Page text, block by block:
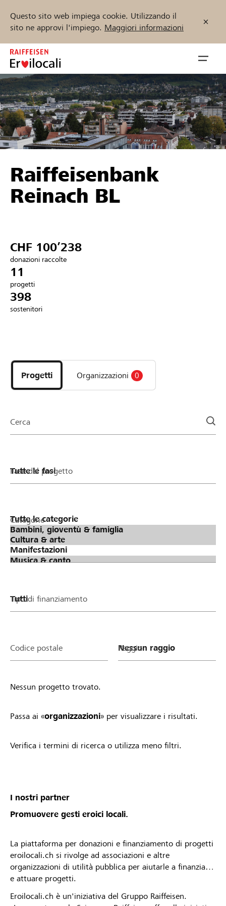
Questo sito web impiega cookie. Utilizzando il
sito ne approvi l'impiego. Maggiori informazioni
Zum
Inhalt
springen
öffnen
Sostenere
Aiuto & supporto
Collegarsi
Trova progetti e organizzazioni
Inizia ora
DE FR IT
Raiffeisenbank
Reinach BL
CHF 100’238
donazioni raccolte
11
progetti
398
sostenitori
i
progetti
e
della
Progetti Organizzazioni 0
Cerca
Fase del progetto
Categorie
Tipo di finanziamento
Codice postale Raggio
Nessun progetto trovato.
Passa ai «organizzazioni» per visualizzare i risultati.
Verifica i termini di ricerca o utilizza meno filtri.
I nostri partner
Promuovere gesti eroici locali.
La piattaforma per donazioni e finanziamento di progetti
eroilocali.ch si rivolge ad associazioni e altre
organizzazioni di utilità pubblica per aiutarle a finanziare
e attuare progetti.
Eroilocali.ch è un'iniziativa del Gruppo Raiffeisen.